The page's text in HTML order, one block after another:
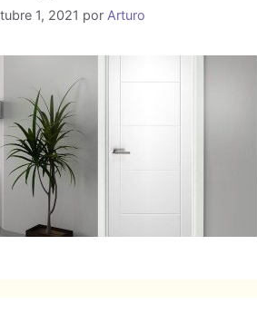
1, 2021 por Arturo